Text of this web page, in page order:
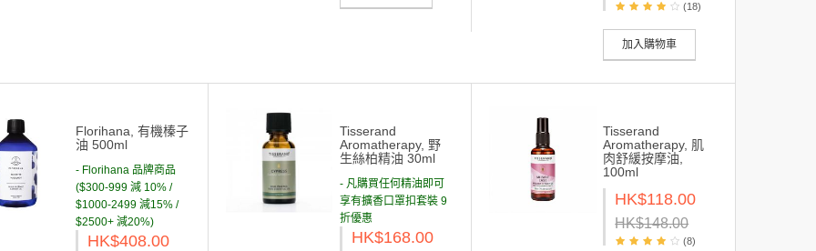
(18)
加入購物車
Florihana, 有機榛子
油 500ml
- Florihana 品牌商品
($300-999 減 10% /
$1000-2499 減15% /
$2500+ 減20%)
HK$408.00
Tisserand
Aromatherapy, 野
生絲柏精油 30ml
- 凡購買任何精油即可
享有擴香口罩扣套裝 9
折優惠
HK$168.00
Tisserand
Aromatherapy, 肌
肉舒緩按摩油,
100ml
HK$118.00
HK$148.00
(8)